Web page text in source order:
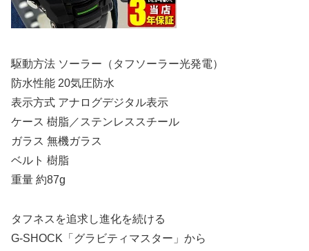
駆動方法 ソーラー（タフソーラー光発電）
防水性能 20気圧防水
表示方式 アナログデジタル表示
ケース 樹脂／ステンレススチール
ガラス 無機ガラス
ベルト 樹脂
重量 約87g
タフネスを追求し進化を続ける
G-SHOCK「グラビティマスター」から